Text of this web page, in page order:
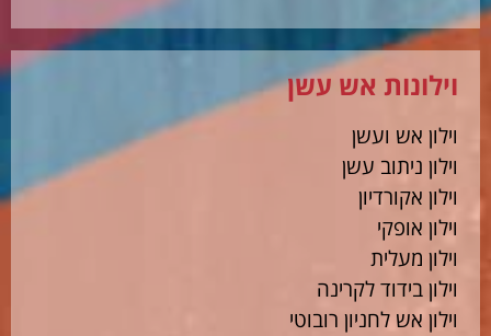
וילונות אש עשן
וילון אש ועשן
וילון ניתוב עשן
וילון אקורדיון
וילון אופקי
וילון מעלית
וילון בידוד לקרינה
וילון אש לחניון רובוטי